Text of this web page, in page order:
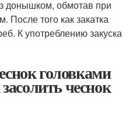
донышком, обмотав при
После того как закатка
К употреблению закуска
головками
чеснок